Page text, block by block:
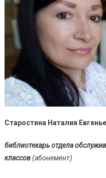
Старостина Наталия
библиотекарь отдела
классов(абонемент)